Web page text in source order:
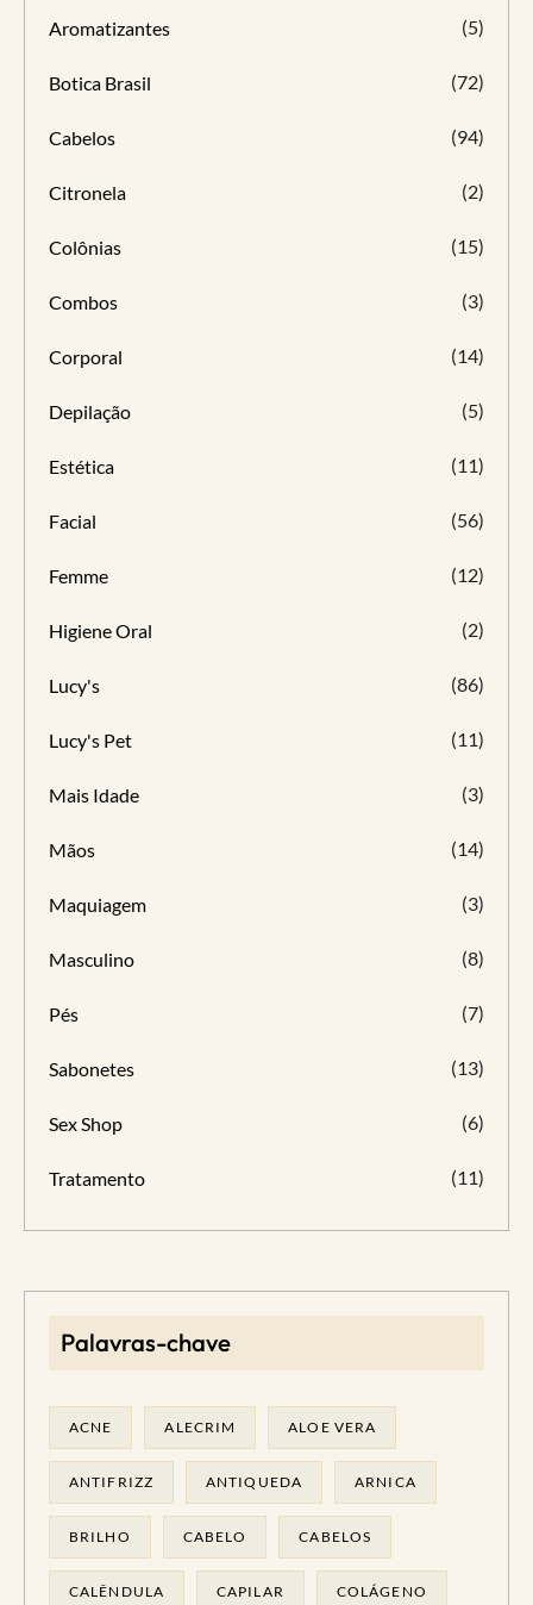
Aromatizantes (5)
Botica Brasil (72)
Cabelos (94)
Citronela (2)
Colônias (15)
Combos (3)
Corporal (14)
Depilação (5)
Estética (11)
Facial (56)
Femme (12)
Higiene Oral (2)
Lucy's (86)
Lucy's Pet (11)
Mais Idade (3)
Mãos (14)
Maquiagem (3)
Masculino (8)
Pés (7)
Sabonetes (13)
Sex Shop (6)
Tratamento (11)
Palavras-chave
ACNE ALECRIM ALOE VERA
ANTIFRIZZ ANTIQUEDA ARNICA
BRILHO CABELO CABELOS
CALÊNDULA CAPILAR COLÁGENO